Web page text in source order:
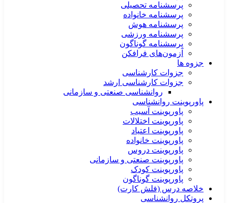
پرسشنامه تحصیلی
پرسشنامه خانواده
پرسشنامه هوش
پرسشنامه ورزشی
پرسشنامه گوناگون
آزمون‌های فرافکن
جزوه ها
جزوات کارشناسی
جزوات کارشناسی ارشد
روانشناسی صنعتی و سازمانی
پاورپوینت روانشناسی
پاورپوینت آسیب
پاورپوینت اختلالات
پاورپوینت اعتیاد
پاورپوینت خانواده
پاورپوینت دروس
پاورپوینت صنعتی و سازمانی
پاورپوینت کودک
پاورپوینت گوناگون
خلاصه درس (فلش کارت)
پروتکل روانشناسی